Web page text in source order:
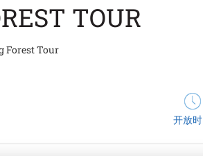
TOUR
Forest Tour
开放